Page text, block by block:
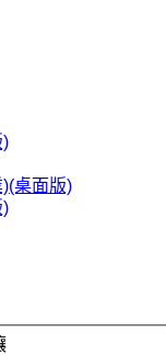
)
桌面版)
)